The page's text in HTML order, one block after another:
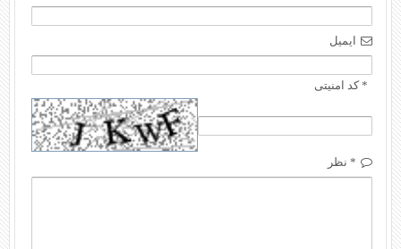
ایمیل
* کد امنیتی
* نظر